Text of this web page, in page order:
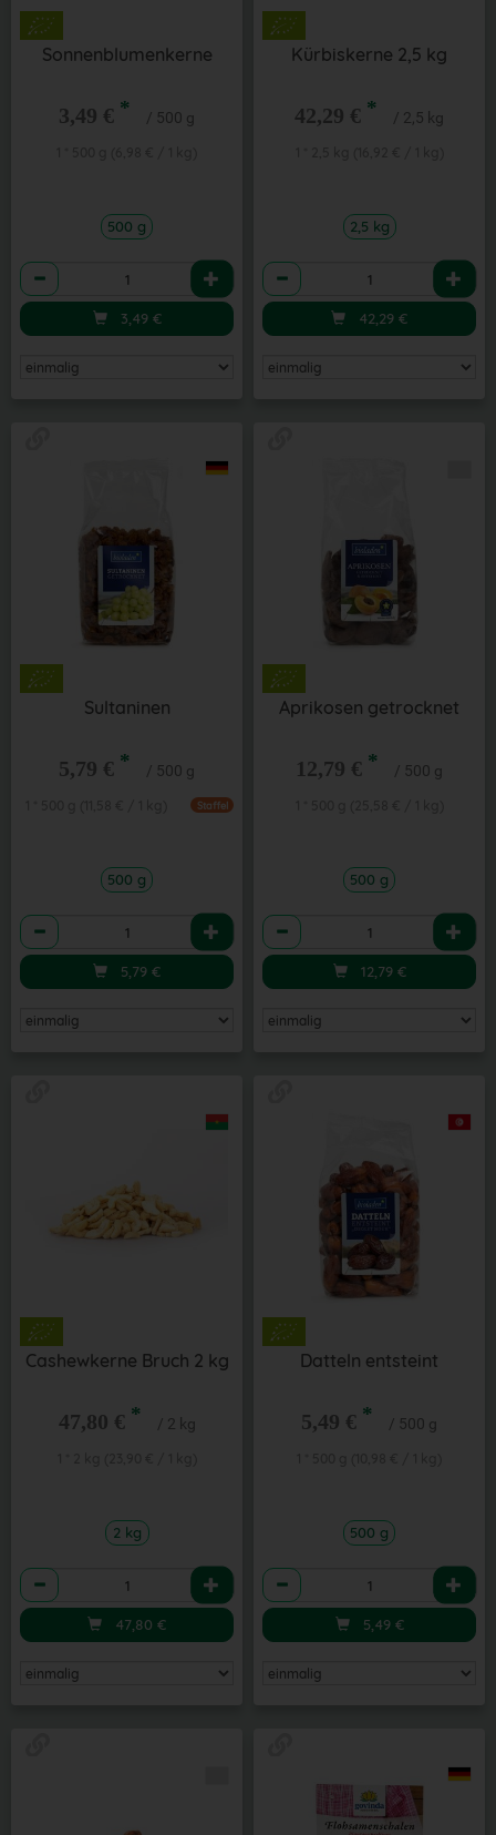
Sonnenblumenkerne
3,49 € * / 500 g
500 g
Anzahl
3,49 €
Kürbiskerne 2,5 kg
42,29 € * / 2,5 kg
2,5 kg
Anzahl
42,29 €
Sultaninen
5,79 € * / 500 g
Staffel
500 g
Anzahl
5,79 €
Aprikosen getrocknet
12,79 € * / 500 g
500 g
Anzahl
12,79 €
Cashewkerne Bruch 2 kg
47,80 € * / 2 kg
2 kg
Anzahl
47,80 €
Datteln entsteint
5,49 € * / 500 g
500 g
Anzahl
5,49 €